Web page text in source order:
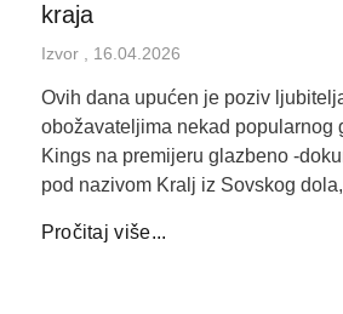
kraja
Izvor 16.04.2026
Ovih dana upućen je poziv
obožavateljima nekad popularnog
Kings na premijeru glazbeno -
pod nazivom Kralj iz Sovskog
Pročitaj više...